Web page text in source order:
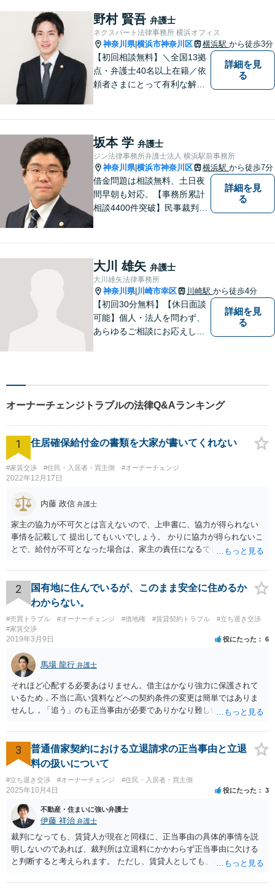
ます。情熱を大切にしつつ、
冷静を保つ、心を込めて解決
します。【分割払い可】
野村 賢吾 弁護士
ネクスパート法律事務所 横浜オフィス
神奈川県|横浜市神奈川区 横浜駅 から徒歩3分
【初回相談無料】＼全国13拠
点・弁護士40名以上在籍／依
頼者さまにとって有利な解決
事件など、ご相談ください
【夜間・休日対応】
詳細を見
る
坂本 学 弁護士
ジン法律事務所弁護士法人 横浜駅前事務所
神奈川県|横浜市神奈川区 横浜駅 から徒歩7分
借金問題は相談無料、土日夜
間早朝も対応。【事務所累計
相談4400件突破】民事裁判／
詳細を見
る
大川 雄矢 弁護士
大川雄矢法律事務所
神奈川県| 川崎市幸区 川崎駅 から徒歩4分
【初回30分無料】【休日面談
可能】個人・法人を問わず、
あらゆるご相談にお応えしま
すので、まずはご相談くださ
い。。【JR京浜東北線「川崎
駅」⻄⼝3分】
詳細を見
る
オーナーチェンジトラブルの法律Q&Aランキング
1 住居確保給付金の書類を大家が書いてくれない
#家賃交渉 #住民・入居者・買主側 #オーナーチェンジ
2022年12月17日
内藤 政信 弁護士
家主の協力が不可欠とは言えないので、上申書に、協力が得られない
事情を記載して 提出してもいいでしょう。 かりに協力が得られないこ
とで、給付が不可となった場合は、家主の責任になるでしょう。
2
国有地に住んでいるが、このまま安全に住めるか
わからない。
#売買トラブル #オーナーチェンジ #借地権 #賃貸契約トラブル
#立ち退き交渉
#家賃交渉
2019年3月9日 役にたった 6
馬場 龍行 弁護士
それほど心配する必要あはりません。借主はかなり強力に保護されて
いるため，不当に高い賃料などへの契約条件の変更は簡単ではありま
せんし，「追う」のも正当事由が必要でありかなり難しいのです。 周
い条件で立退料等を支払ってもらえるかもしれません。 なので無理し
て所有権を取得する必要はないと思いますが，まずは価格ですよね。
ローンが組めないということはないと思いますが，金融機関に相談さ
れてみてはいかがでしょうか。 買うとしたら，という条件をしっかり
把握して，その上で，買うか，借り続けるか，というのはどちらにも
メリットデメリットありますので価値判断の問題といえそうです。
3
普通借家契約における立退請求の正当事由と立退
料の扱いについて
#立ち退き交渉 #オーナーチェンジ #住民・入居者・買主側
2025年10月4日 役にたった 3
不動産・住まいに強い弁護士
伊藤 祥治 弁護士
裁判になっても、賃貸人が現在と同様に、正当事由の具体的事情を説
明しないのであれば、裁判所は立退料にかかわらず正当事由に欠ける
と判断すると考えられます。 ただし、賃貸人としても、裁判を始める
資料を作成する、などの準備をするのが通常です。 その場合には、一